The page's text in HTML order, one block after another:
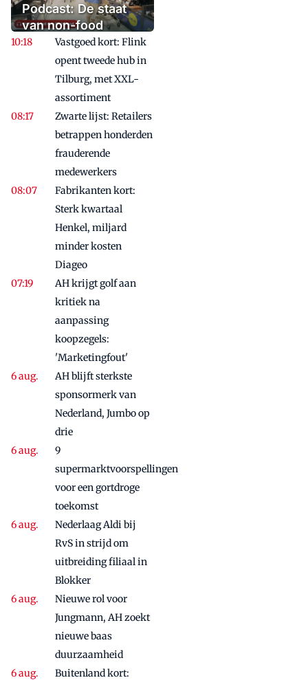
Podcast: De staat
van non-food
Vastgoed kort: Flink
opent tweede hub in
Tilburg, met XXL-
assortiment
Zwarte lijst: Retailers
betrappen honderden
frauderende
medewerkers
Fabrikanten kort:
Sterk kwartaal
Henkel, miljard
minder kosten
Diageo
AH krijgt golf aan
kritiek na
aanpassing
koopzegels:
'Marketingfout'
AH blijft sterkste
sponsormerk van
Nederland, Jumbo op
drie
9
supermarktvoorspellingen
voor een gortdroge
toekomst
Nederlaag Aldi bij
RvS in strijd om
uitbreiding filiaal in
Blokker
Nieuwe rol voor
Jungmann, AH zoekt
nieuwe baas
duurzaamheid
Buitenland kort: